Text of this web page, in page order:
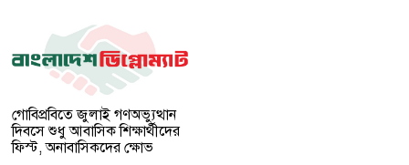
গোবিপ্রবিতে জুলাই গণঅভ্যুত্থান
দিবসে শুধু আবাসিক শিক্ষার্থীদের
ফিস্ট, অনাবাসিকদের ক্ষোভ